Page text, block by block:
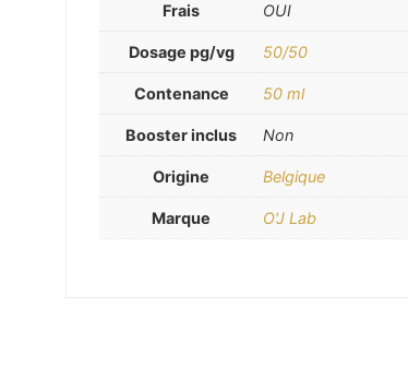
Frais OUI
Dosage pg/vg 50/50
Contenance 50 ml
Booster inclus Non
Origine Belgique
Marque O'J Lab